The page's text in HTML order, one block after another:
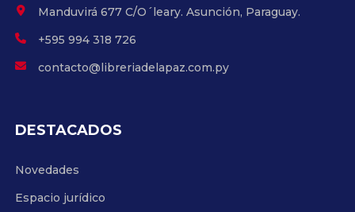
Manduvirá 677 C/O´leary. Asunción, Paraguay.
+595 994 318 726
contacto@libreriadelapaz.com.py
DESTACADOS
Novedades
Espacio jurídico